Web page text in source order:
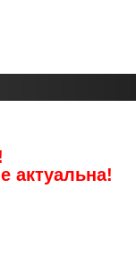
актуальна!